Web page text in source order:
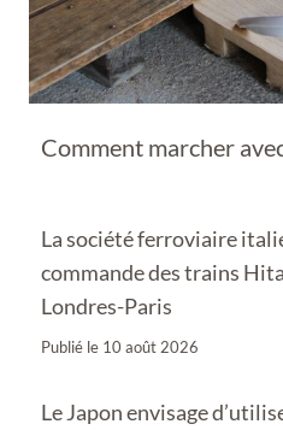
Comment marcher
La société ferroviaire
commande des trains
Londres-Paris
Publié le 10 août 2026
Le Japon envisage